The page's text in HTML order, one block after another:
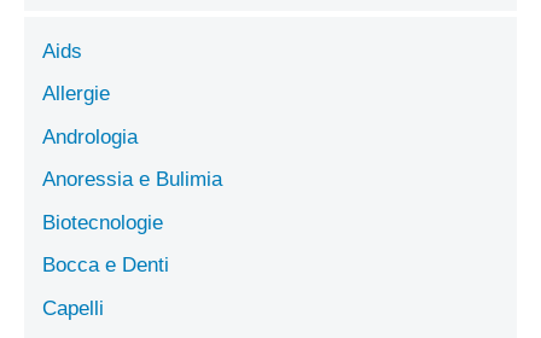
Aids
Allergie
Andrologia
Anoressia e Bulimia
Biotecnologie
Bocca e Denti
Capelli